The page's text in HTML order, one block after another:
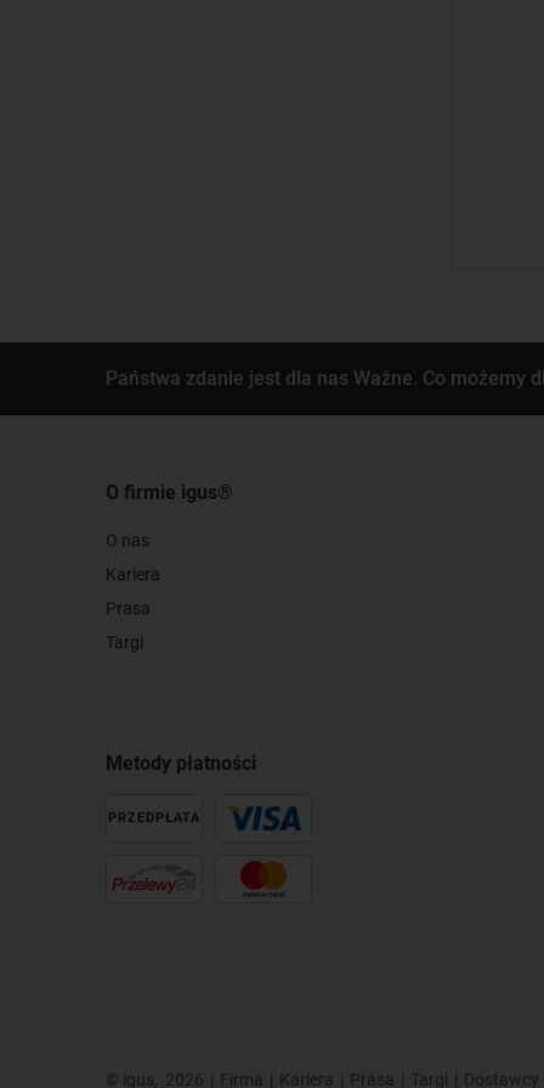
Państwa zdanie jest dla nas Ważne. Co możemy
O firmie igus®
O nas
Kariera
Prasa
Targi
Metody płatności
PRZEDPŁATA
© igus, 2026 | Firma | Kariera | Prasa | Targi | Dostawcy